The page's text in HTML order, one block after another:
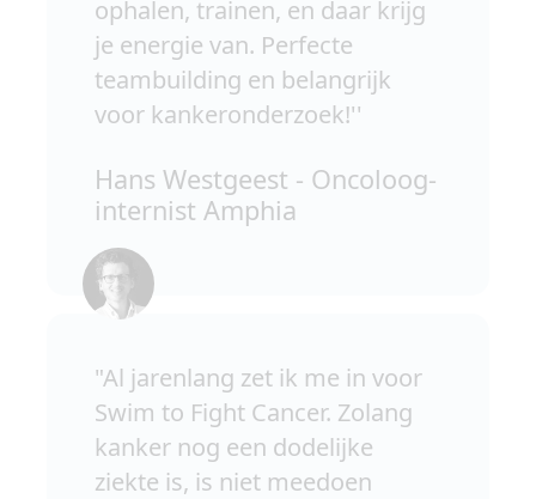
ophalen, trainen, en daar krijg
je energie van. Perfecte
teambuilding en belangrijk
voor kankeronderzoek!''
Hans Westgeest - Oncoloog-
internist Amphia
"Al jarenlang zet ik me in voor
Swim to Fight Cancer. Zolang
kanker nog een dodelijke
ziekte is, is niet meedoen